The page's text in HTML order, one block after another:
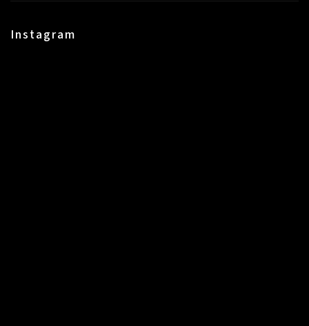
Instagram